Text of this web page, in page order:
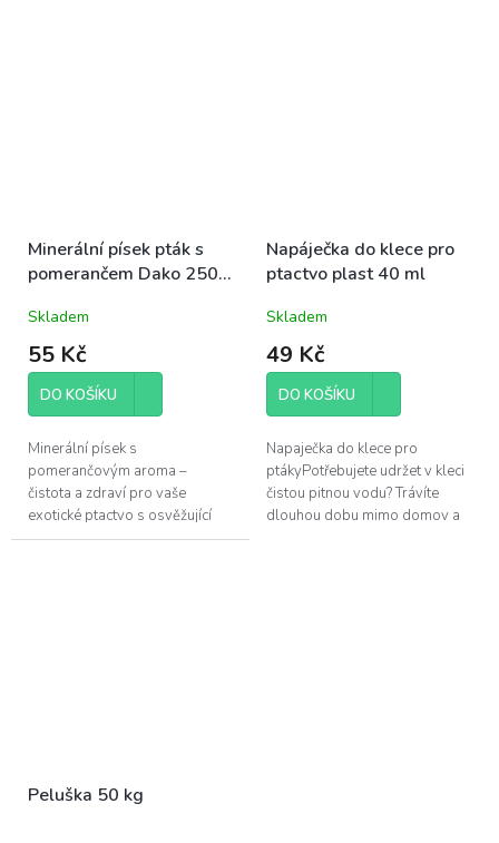
Minerální písek pták s
pomerančem Dako 250
Skladem
55 Kč
DO KOŠÍKU
Minerální písek s
pomerančovým aroma –
čistota a zdraví pro vaše
exotické ptactvo s osvěžující
vůní a důležitými minerály.
Napáječka do klece pro
ptactvo plast 40 ml
Skladem
49 Kč
DO KOŠÍKU
Napaječka do klece pro
ptákyPotřebujete udržet v kleci
čistou pitnou vodu? Trávíte
dlouhou dobu mimo domov a
Peluška 50 kg